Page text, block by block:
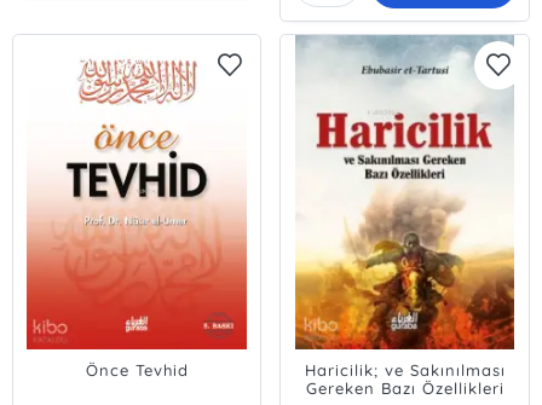
Önce Tevhid
Haricilik; ve Sakınılması
Gereken Bazı Özellikleri